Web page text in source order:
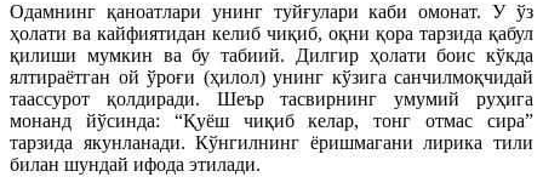
Одамнинг қаноатлари унинг туйғулари каби омонат. У ўз
ҳолати ва кайфиятидан келиб чиқиб, оқни қора тарзида қабул
қилиши мумкин ва бу табиий. Дилгир ҳолати боис кўкда
ялтираётган ой ўроғи (ҳилол) унинг кўзига санчилмоқчидай
таассурот қолдиради. Шеър тасвирнинг умумий руҳига
монанд йўсинда: “Қуёш чиқиб келар, тонг отмас сира”
тарзида якунланади. Кўнгилнинг ёришмагани лирика тили
билан шундай ифода этилади.